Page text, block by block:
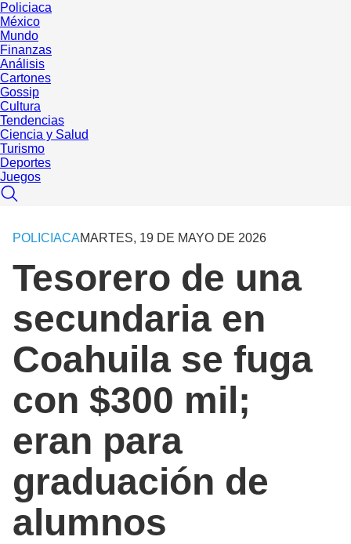
Policiaca
México
Mundo
Finanzas
Análisis
Cartones
Gossip
Cultura
Tendencias
Ciencia y Salud
Turismo
Deportes
Juegos
POLICIACAMARTES, 19 DE MAYO DE 2026
Tesorero de una
secundaria en
Coahuila se fuga
con $300 mil;
eran para
graduación de
alumnos